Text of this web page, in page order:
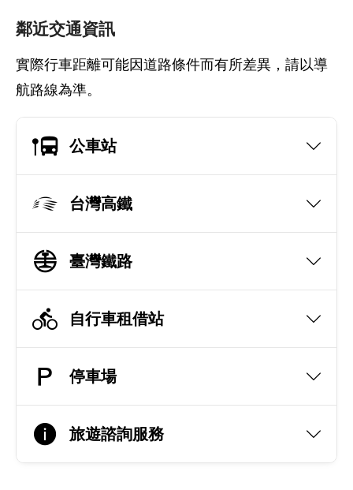
鄰近交通資訊
實際行車距離可能因道路條件而有所差異，請以導
航路線為準。
公車站
台灣高鐵
臺灣鐵路
自行車租借站
停車場
旅遊諮詢服務